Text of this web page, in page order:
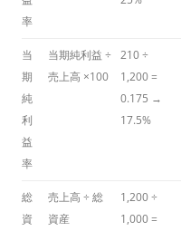
率
当
期
純
利
益
率
当期純利益 ÷
売上高 ×100
210 ÷
1,200 =
0.175 →
17.5%
総
資
売上高 ÷ 総
資産
1,200 ÷
1,000 =